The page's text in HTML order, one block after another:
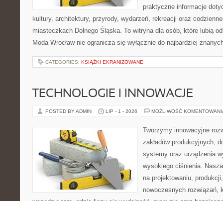
praktyczne informacje
kultury, architektury, przyrody, wydarzeń, rekreacji oraz
miasteczkach Dolnego Śląska. To witryna dla osób, które lubią
Moda Wrocław nie ogranicza się wyłącznie do najbardziej
CATEGORIES: KSIĄŻKI EKRANIZOWANE
TECHNOLOGIE I INNOWACJE
POSTED BY ADMIN LIP - 1 - 2026 MOŻLIWOŚĆ
Tworzymy innowacyjne
zakładów produkcyjnych,
systemy oraz urządzenia
wysokiego ciśnienia.
na projektowaniu,
nowoczesnych rozwiązań,